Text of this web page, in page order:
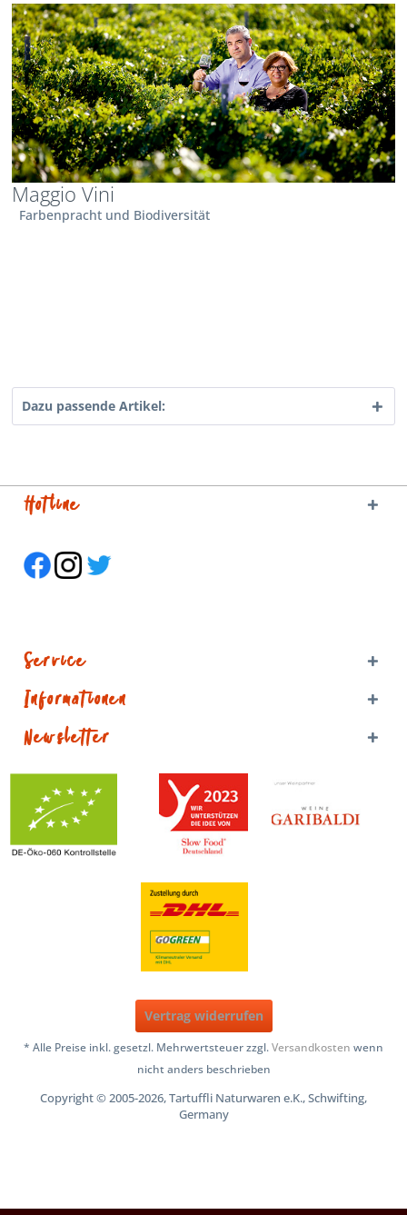
Maggio Vini
Farbenpracht und Biodiversität
Dazu passende Artikel:
Hotline
Service
Informationen
Newsletter
Vertrag widerrufen
* Alle Preise inkl. gesetzl. Mehrwertsteuer zzgl.Versandkosten wenn
nicht anders beschrieben
Copyright © 2005-2026, Tartuffli Naturwaren e.K., Schwifting,
Germany